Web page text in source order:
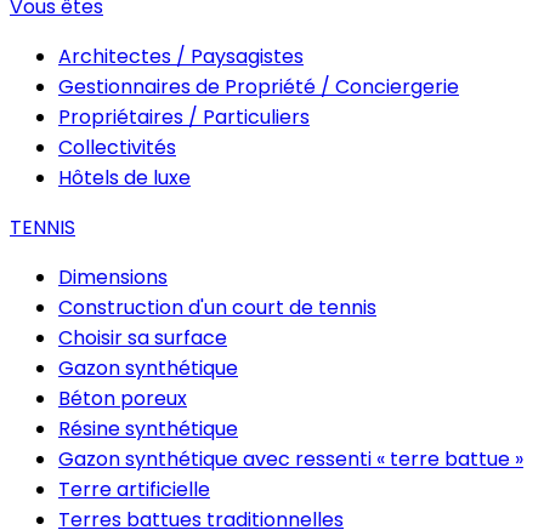
Vous êtes
Architectes / Paysagistes
Gestionnaires de Propriété / Conciergerie
Propriétaires / Particuliers
Collectivités
Hôtels de luxe
TENNIS
Dimensions
Construction d'un court de tennis
Choisir sa surface
Gazon synthétique
Béton poreux
Résine synthétique
Gazon synthétique avec ressenti « terre battue »
Terre artificielle
Terres battues traditionnelles